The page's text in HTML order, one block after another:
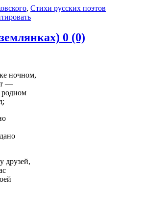
, Стихи русских поэтов
0 (0)
ночном,
—
друзей,